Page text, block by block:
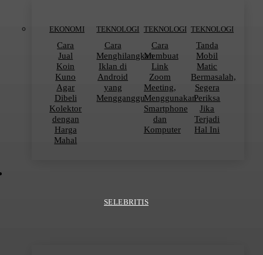
EKONOMI
Cara
Jual
Koin
Kuno
Agar
Dibeli
Kolektor
dengan
Harga
Mahal
TEKNOLOGI
Cara
Menghilangkan
Iklan di
Android
yang
Mengganggu
TEKNOLOGI
Cara
Membuat
Link
Zoom
Meeting,
Menggunakan
Smartphone
dan
Komputer
TEKNOLOGI
Tanda
Mobil
Matic
Bermasalah,
Segera
Periksa
Jika
Terjadi
Hal Ini
SELEBRITIS